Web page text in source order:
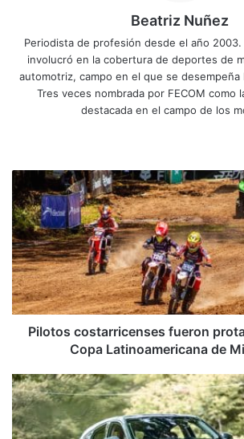
Beatriz Nuñez
Periodista de profesión desde el año 2003.
involucró en la cobertura de deportes de
automotriz, campo en el que se desempeña
Tres veces nombrada por FECOM como
destacada en el campo de los
Pilotos
costarricenses
fueron
protagonistas
en
la
Copa
Latinoamericana
de
Minicross
Pilotos costarricenses fueron
Copa Latinoamericana de
Seres
5,
potencia
y